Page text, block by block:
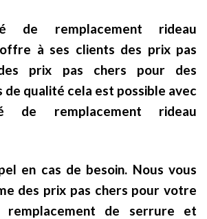
de remplacement rideau
à ses clients des prix pas
prix pas chers pour des
qualité cela est possible avec
de remplacement rideau
en cas de besoin. Nous vous
des prix pas chers pour votre
remplacement de serrure et